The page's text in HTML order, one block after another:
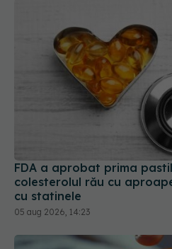
FDA a aprobat prima
colesterolul rău cu
cu statinele
05 aug 2026, 14:23